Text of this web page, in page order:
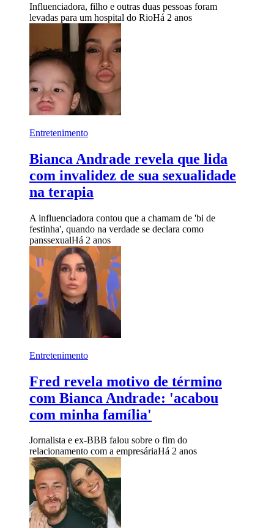
Influenciadora, filho e outras duas pessoas foram
levadas para um hospital do RioHá 2 anos
Entretenimento
Bianca Andrade revela que lida
com invalidez de sua sexualidade
na terapia
A influenciadora contou que a chamam de 'bi de
festinha', quando na verdade se declara como
panssexualHá 2 anos
Entretenimento
Fred revela motivo de término
com Bianca Andrade: 'acabou
com minha família'
Jornalista e ex-BBB falou sobre o fim do
relacionamento com a empresáriaHá 2 anos